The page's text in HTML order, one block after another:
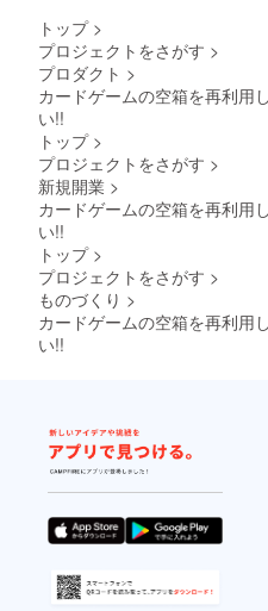
トップ >
プロジェクトをさがす >
プロダクト >
カードゲームの空箱を再利用
い!!
トップ >
プロジェクトをさがす >
新規開業 >
カードゲームの空箱を再利用
い!!
トップ >
プロジェクトをさがす >
ものづくり >
カードゲームの空箱を再利用
い!!